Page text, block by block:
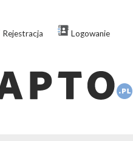
Rejestracja Logowanie